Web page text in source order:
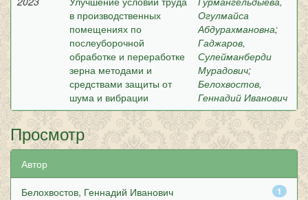
в производственных
помещениях по
послеуборочной
обработке и переработке
зерна методами и
средствами защиты от
шума и вибрации
Огулмайса
Абдурахмановна;
Гаджаров,
Сулейманберди
Мурадович;
Белохвостов,
Геннадий Иванович
Просмотр
Автор
1
Белохвостов, Геннадий Иванович